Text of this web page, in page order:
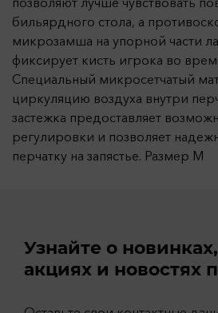
бильярдного стола, а
микрозамша на упорной части
фиксирует кисть игрока во
Специальный микросетчатый
циркуляцию воздуха внутри
застежка предоставляет
регулировки и позволяет
перчатку на запястье. Размер M
Узнайте о
акциях и новостях